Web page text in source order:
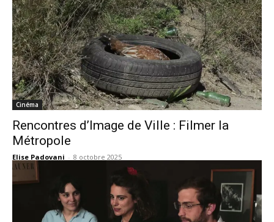
Cinéma
Rencontres d’Image de Ville : Filmer la
Métropole
Elise Padovani - 8 octobre 2025